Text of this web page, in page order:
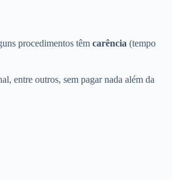
procedimentos têm carência (tempo
entre outros, sem pagar nada além da